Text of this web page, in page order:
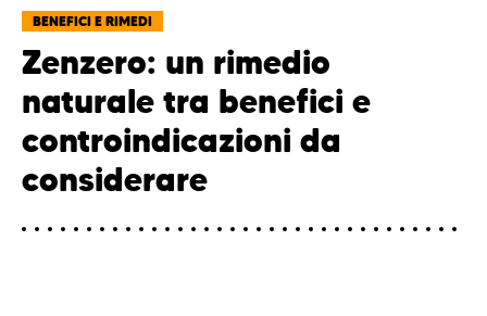
BENEFICI E RIMEDI
Zenzero: un rimedio
naturale tra benefici e
controindicazioni da
considerare